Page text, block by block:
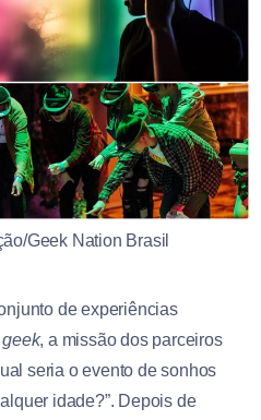
Geek Nation Brasil
de experiências
geek, a missão dos parceiros
seria o evento de sonhos
idade?”. Depois de